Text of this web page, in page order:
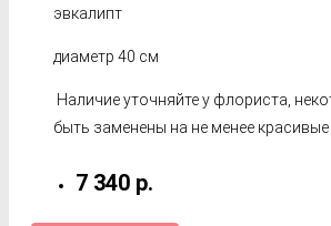
эвкалипт
диаметр 40 см
Наличие уточняйте у флориста,
быть заменены на не менее красивые
7 340 р.